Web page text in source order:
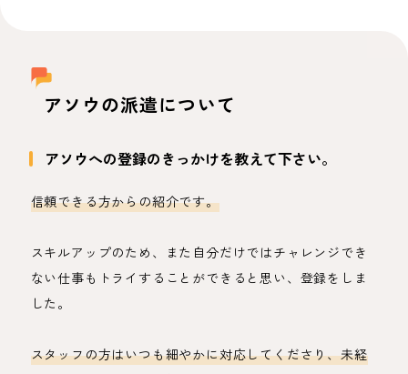
アソウの派遣について
アソウへの登録のきっかけを教えて下さい。
信頼できる方からの紹介です。
スキルアップのため、また自分だけではチャレンジでき
ない仕事もトライすることができると思い、登録をしま
した。
スタッフの方はいつも細やかに対応してくださり、未経